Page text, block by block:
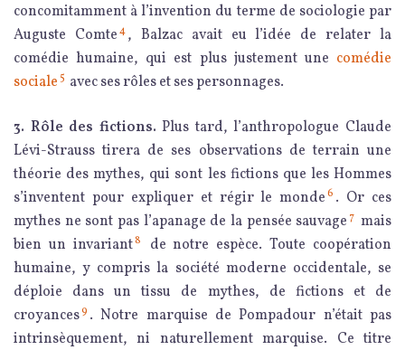
concomitamment à l’invention du terme de sociologie par
Auguste Comte4, Balzac avait eu l’idée de relater la
comédie humaine, qui est plus justement une comédie
sociale 5 avec ses rôles et ses personnages.
3. Rôle des fictions. Plus tard, l’anthropologue Claude
Lévi-Strauss tirera de ses observations de terrain une
théorie des mythes, qui sont les fictions que les Hommes
s’inventent pour expliquer et régir le monde 6 . Or ces
mythes ne sont pas l’apanage de la pensée sauvage 7 mais
bien un invariant8
de notre espèce. Toute coopération
humaine, y compris la société moderne occidentale, se
déploie dans un tissu de mythes, de fictions et de
croyances9 . Notre marquise de Pompadour n’était pas
intrinsèquement, ni naturellement marquise. Ce titre